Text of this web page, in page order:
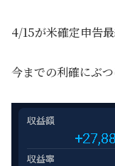
4/15が米確定申告
今までの利確にぶ